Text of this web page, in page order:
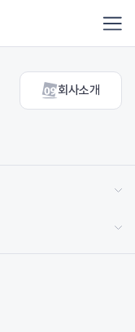
회사소개